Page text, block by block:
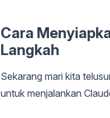
Cara
Langkah
Sekarang mari kita
untuk menjalankan